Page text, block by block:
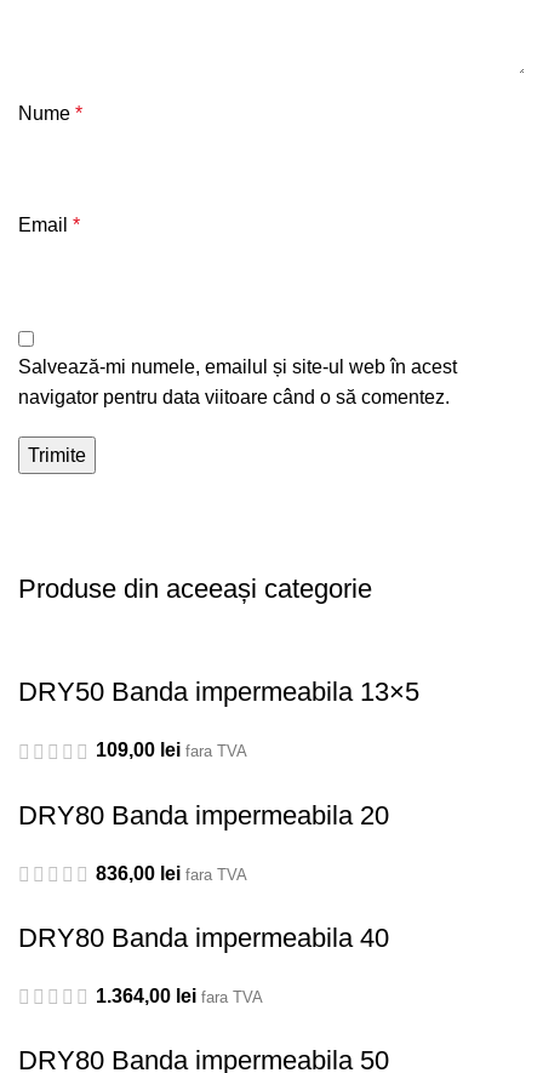
Nume *
Email *
Salvează-mi numele, emailul și site-ul web în acest
navigator pentru data viitoare când o să comentez.
Produse din aceeași categorie
DRY50 Banda impermeabila 13×5
109,00 lei fara TVA
DRY80 Banda impermeabila 20
836,00 lei fara TVA
DRY80 Banda impermeabila 40
1.364,00 lei fara TVA
DRY80 Banda impermeabila 50